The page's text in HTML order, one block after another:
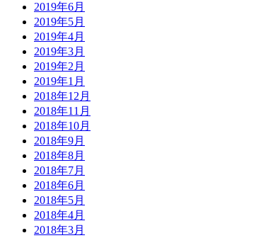
2019年6月
2019年5月
2019年4月
2019年3月
2019年2月
2019年1月
2018年12月
2018年11月
2018年10月
2018年9月
2018年8月
2018年7月
2018年6月
2018年5月
2018年4月
2018年3月